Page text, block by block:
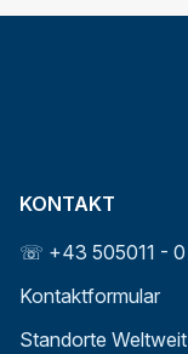
KONTAKT
☏ +43 505011 - 0
Kontaktformular
Standorte Weltweit